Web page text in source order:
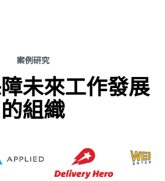
案例研究
未來工作發展
的組織